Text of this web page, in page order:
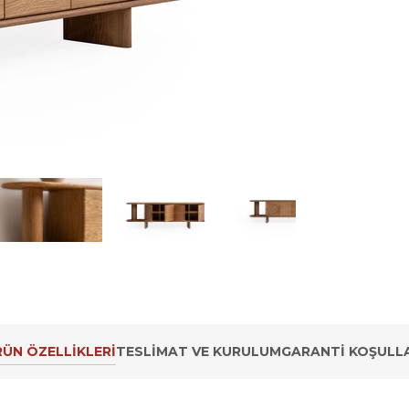
ÖZELLIKLERITESLIMAT VE KURULUMGARANTI